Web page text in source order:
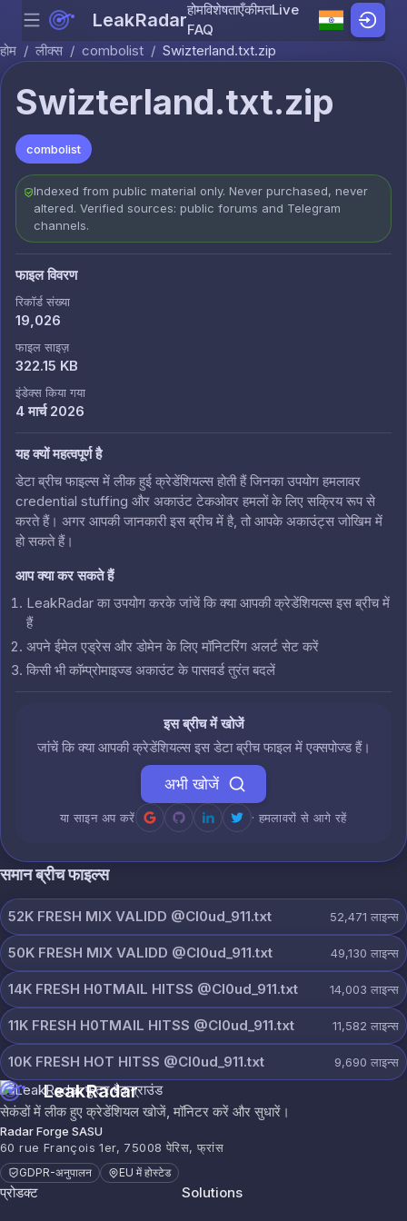
Skip to content
Menu LeakRadarहोमविशेषताएँकीमतLive
FAQ
होम / लीक्स / combolist / Swizterland.txt.zip
Swizterland.txt.zip
combolist
Indexed from public material only. Never purchased, never
altered. Verified sources: public forums and Telegram
channels.
फाइल विवरण
रिकॉर्ड संख्या
19,026
फाइल साइज़
322.15 KB
इंडेक्स किया गया
4 मार्च 2026
यह क्यों महत्वपूर्ण है
डेटा ब्रीच फाइल्स में लीक हुई क्रेडेंशियल्स होती हैं जिनका उपयोग हमलावर
credential stuffing और अकाउंट टेकओवर हमलों के लिए सक्रिय रूप से
करते हैं। अगर आपकी जानकारी इस ब्रीच में है, तो आपके अकाउंट्स जोखिम में
हो सकते हैं।
आप क्या कर सकते हैं
LeakRadar का उपयोग करके जांचें कि क्या आपकी क्रेडेंशियल्स इस ब्रीच में
हैं
अपने ईमेल एड्रेस और डोमेन के लिए मॉनिटरिंग अलर्ट सेट करें
किसी भी कॉम्प्रोमाइज्ड अकाउंट के पासवर्ड तुरंत बदलें
इस ब्रीच में खोजें
जांचें कि क्या आपकी क्रेडेंशियल्स इस डेटा ब्रीच फाइल में एक्सपोज्ड हैं।
अभी खोजें
या साइन अप करें · हमलावरों से आगे रहें
समान ब्रीच फाइल्स
52K FRESH MIX VALIDD @Cl0ud_911.txt 52,471 लाइन्स
50K FRESH MIX VALIDD @Cl0ud_911.txt 49,130 लाइन्स
14K FRESH H0TMAIL HITSS @Cl0ud_911.txt 14,003 लाइन्स
11K FRESH H0TMAIL HITSS @Cl0ud_911.txt 11,582 लाइन्स
10K FRESH HOT HITSS @Cl0ud_911.txt 9,690 लाइन्स
LeakRadar
सेकंडों में लीक हुए क्रेडेंशियल खोजें, मॉनिटर करें और सुधारें।
Radar Forge SASU
60 rue François 1er, 75008 पेरिस, फ्रांस
GDPR-अनुपालन EU में होस्टेड
प्रोडक्ट Solutions